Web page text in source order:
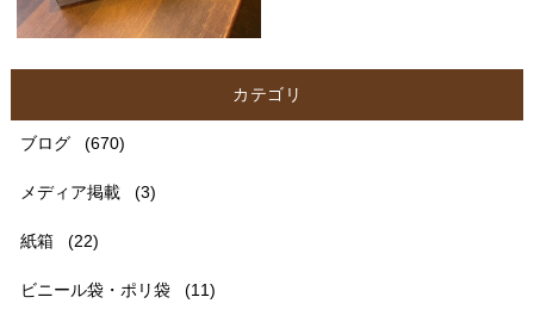
カテゴリ
ブログ (670)
メディア掲載 (3)
紙箱 (22)
ビニール袋・ポリ袋 (11)